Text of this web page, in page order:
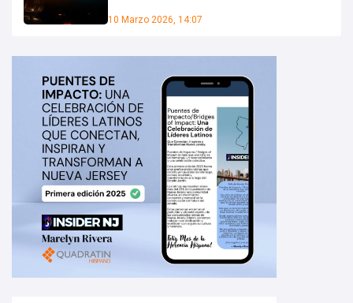
10 Marzo 2026, 14:07